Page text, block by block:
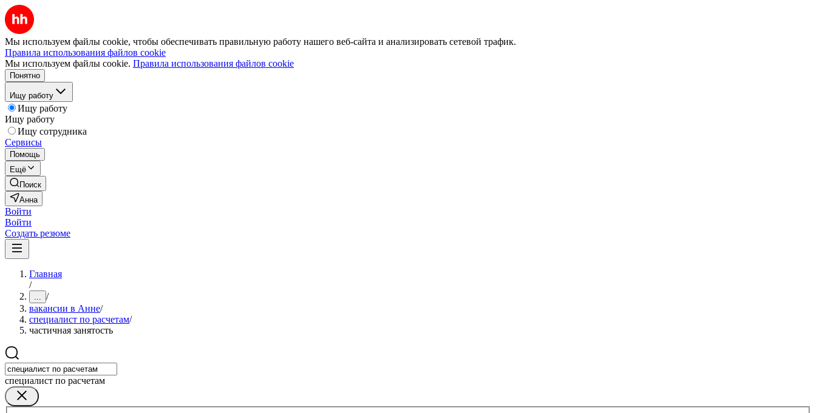
Мы используем файлы cookie, чтобы обеспечивать правильную работу нашего веб-сайта и анализировать сетевой трафик.
Правила использования файлов cookie
Мы используем файлы cookie. Правила использования файлов cookie
Понятно
Ищу работу
Ищу работу
Ищу работу
Ищу сотрудника
Сервисы
Помощь
Ещё
Поиск
Анна
Войти
Войти
Создать резюме
Главная
/
... /
вакансии в Анне/
специалист по расчетам/
частичная занятость
специалист по расчетам